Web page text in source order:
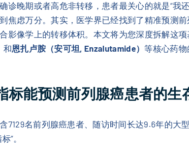
诊晚期或者高危非转移，患者最关心的就是“我
焦虑万分。其实，医学界已经找到了精准预测
影像学上的转移体积。本文将为您深度拆解这
和恩扎卢胺（安可坦, Enzalutamide）等核心药物
标能预测前列腺癌患者的生
7129名前列腺癌患者、随访时间长达9.6年的大
”。